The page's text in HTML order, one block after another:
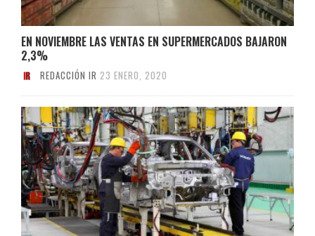
EN NOVIEMBRE LAS VENTAS EN SUPERMERCADOS BAJARON
2,3%
REDACCIÓN IR 23 ENERO, 2020